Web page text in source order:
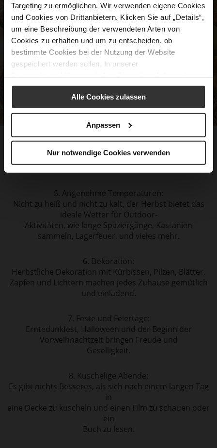
Targeting zu ermöglichen. Wir verwenden eigene Cookies
und Cookies von Drittanbietern. Klicken Sie auf „Details“,
um eine Beschreibung der verwendeten Arten von
Cookies zu erhalten und um zu entscheiden, ob
bestimmte Cookies bei der Nutzung der Website
gespeichert werden sollen. In unserer
Alle Cookies zulassen
Anpassen
Nur notwendige Cookies verwenden
4. Herbstküche:
frischer Apfelkuchen und Zimtschnecken – der Herbst
bringt kulinarische Genüsse mit sich.
5. Angenehme Temperaturen:
Nicht zu heiß und nicht zu kalt, der Herbst bietet das
ideale Wetter für Outdoor-
Aktivitäten, wie lange Spaziergänge, Kastanien
sammeln, Lagerfeuer, und vieles mehr.
6. Dekoration:
Herbstliche Dekoration mit Kürbissen, Pilzen, Blätter,
Zapfen und Lichtern machen jedes Zuhause gemütlich
und einladend.
7. Feste und Feiertage:
Erntedankfest, Halloween und der Beginn der
Vorweihnachtzeit bringen Freude und
Geselligkeit.
8. Kuschelige Abende:
Es gibt nichts Besseres, als sich nach einem langen Tag
in
eine Decke zu kuscheln und einen Film zu schauen oder
ein
Buch zu lesen.